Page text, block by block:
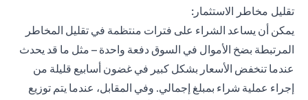
تقليل مخاطر الاستثمار:
يمكن أن يساعد الشراء على فترات منتظمة في تقليل المخاطر
المرتبطة بضخ الأموال في السوق دفعة واحدة – مثل ما قد يحدث
عندما تنخفض الأسعار بشكل كبير في غضون أسابيع قليلة من
إجراء عملية شراء بمبلغ إجمالي. وفي المقابل، عندما يتم توزيع